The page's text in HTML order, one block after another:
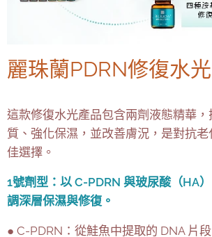
麗珠蘭PDRN修復水光
這款修復水光產品包含兩劑液態精華
質、強化保濕，並改善膚況，是對抗
佳選擇。
1號劑型：以 C-PDRN 與玻尿酸（HA
調深層保濕與修復。
● C-PDRN：從鮭魚中提取的 DNA 片